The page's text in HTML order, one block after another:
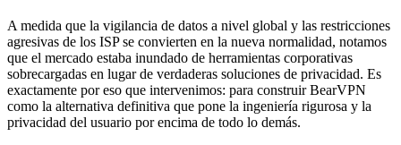
A medida que la vigilancia de datos a nivel global y las restricciones
agresivas de los ISP se convierten en la nueva normalidad, notamos
que el mercado estaba inundado de herramientas corporativas
sobrecargadas en lugar de verdaderas soluciones de privacidad. Es
exactamente por eso que intervenimos: para construirBearVPN
como la alternativa definitiva que pone la ingeniería rigurosa y la
privacidad del usuario por encima de todo lo demás.